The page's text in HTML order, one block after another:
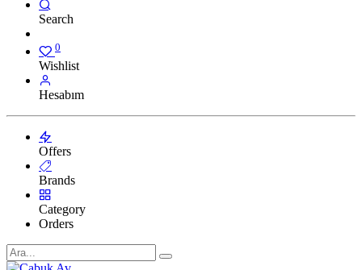
Search
0
Wishlist
Hesabım
Offers
Brands
Category
Orders